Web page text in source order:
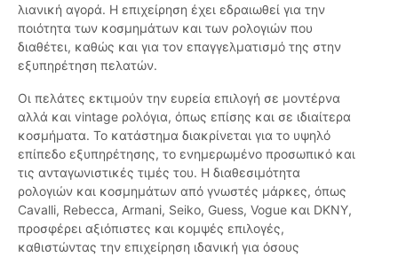
λιανική αγορά. Η επιχείρηση έχει εδραιωθεί για την
ποιότητα των κοσμημάτων και των ρολογιών που
διαθέτει, καθώς και για τον επαγγελματισμό της στην
εξυπηρέτηση πελατών.
Οι πελάτες εκτιμούν την ευρεία επιλογή σε μοντέρνα
αλλά και vintage ρολόγια, όπως επίσης και σε ιδιαίτερα
κοσμήματα. Το κατάστημα διακρίνεται για το υψηλό
επίπεδο εξυπηρέτησης, το ενημερωμένο προσωπικό και
τις ανταγωνιστικές τιμές του. Η διαθεσιμότητα
ρολογιών και κοσμημάτων από γνωστές μάρκες, όπως
Cavalli, Rebecca, Armani, Seiko, Guess, Vogue και DKNY,
προσφέρει αξιόπιστες και κομψές επιλογές,
καθιστώντας την επιχείρηση ιδανική για όσους